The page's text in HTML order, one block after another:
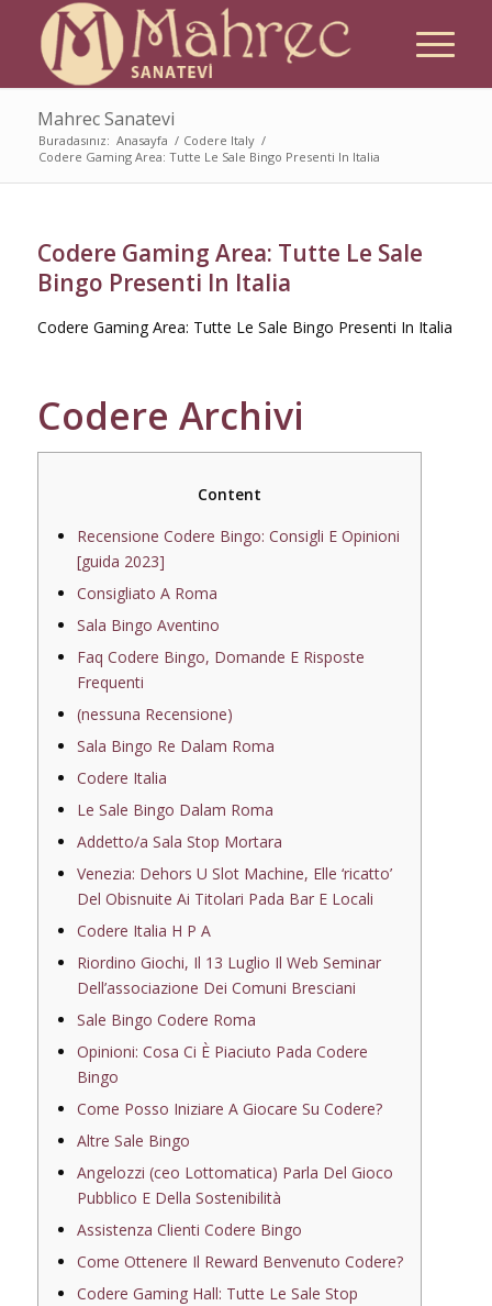
Mahrec Sanatevi
Buradasınız: Anasayfa / Codere Italy /
Codere Gaming Area: Tutte Le Sale Bingo Presenti In Italia
Codere Gaming Area: Tutte Le Sale
Bingo Presenti In Italia
Codere Gaming Area: Tutte Le Sale Bingo Presenti In Italia
Codere Archivi
Content
Recensione Codere Bingo: Consigli E Opinioni
[guida 2023]
Consigliato A Roma
Sala Bingo Aventino
Faq Codere Bingo, Domande E Risposte
Frequenti
(nessuna Recensione)
Sala Bingo Re Dalam Roma
Codere Italia
Le Sale Bingo Dalam Roma
Addetto/a Sala Stop Mortara
Venezia: Dehors U Slot Machine, Elle ‘ricatto’
Del Obisnuite Ai Titolari Pada Bar E Locali
Codere Italia H P A
Riordino Giochi, Il 13 Luglio Il Web Seminar
Dell’associazione Dei Comuni Bresciani
Sale Bingo Codere Roma
Opinioni: Cosa Ci È Piaciuto Pada Codere
Bingo
Come Posso Iniziare A Giocare Su Codere?
Altre Sale Bingo
Angelozzi (ceo Lottomatica) Parla Del Gioco
Pubblico E Della Sostenibilità
Assistenza Clienti Codere Bingo
Come Ottenere Il Reward Benvenuto Codere?
Codere Gaming Hall: Tutte Le Sale Stop